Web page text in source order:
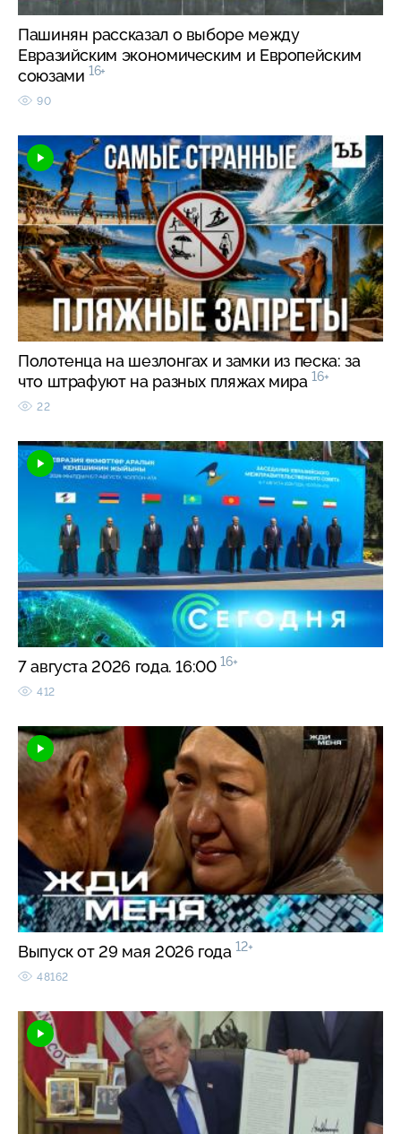
Пашинян рассказал о выборе между
Евразийским экономическим и Европейским
союзами 16+
90
Полотенца на шезлонгах и замки из песка: за
что штрафуют на разных пляжах мира 16+
22
7 августа 2026 года. 16:00 16+
412
Выпуск от 29 мая 2026 года 12+
48162